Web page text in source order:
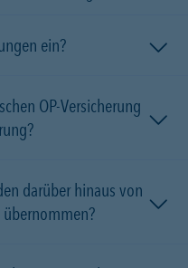
ein?
OP-Versicherung
darüber hinaus von
übernommen?